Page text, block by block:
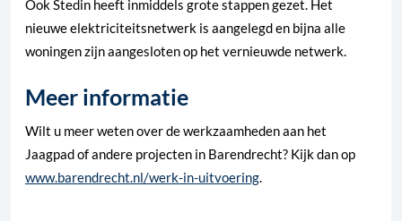
Ook Stedin heeft inmiddels grote stappen gezet. Het
nieuwe elektriciteitsnetwerk is aangelegd en bijna alle
woningen zijn aangesloten op het vernieuwde netwerk.
Meer informatie
Wilt u meer weten over de werkzaamheden aan het
Jaagpad of andere projecten in Barendrecht? Kijk dan op
www.barendrecht.nl/werk-in-uitvoering.